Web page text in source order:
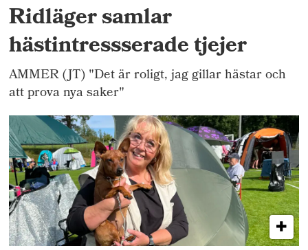
Ridläger samlar
hästintressserade tjejer
AMMER (JT) "Det är roligt, jag gillar hästar och
att prova nya saker"